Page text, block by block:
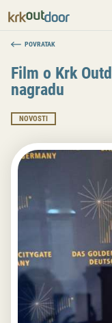
POVRATAK
Film o Krk
nagradu
NOVOSTI